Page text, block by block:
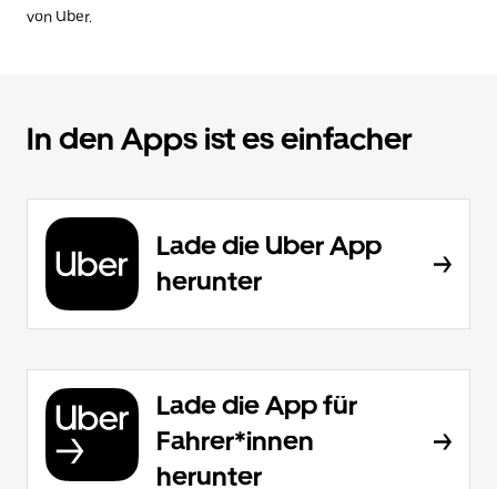
von Uber.
In den Apps ist es einfacher
Lade die Uber App
herunter
Lade die App für
Fahrer*innen
herunter